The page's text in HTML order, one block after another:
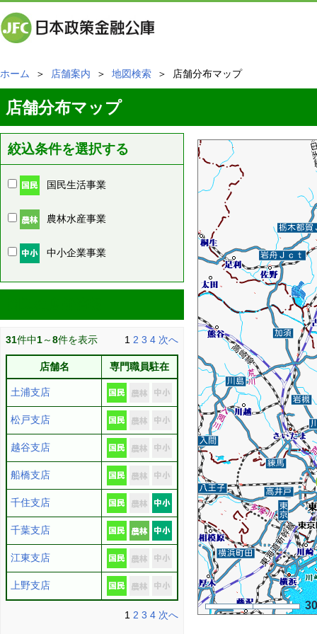
ホーム ＞ 店舗案内 ＞ 地図検索 ＞ 店舗分布マップ
店舗分布マップ
絞込条件を選択する
国民生活事業
農林水産事業
中小企業事業
31件中1～8件を表示 1 2 3 4 次へ
店舗名 専門職員駐在
土浦支店
松戸支店
越谷支店
船橋支店
千住支店
千葉支店
江東支店
上野支店
1 2 3 4 次へ